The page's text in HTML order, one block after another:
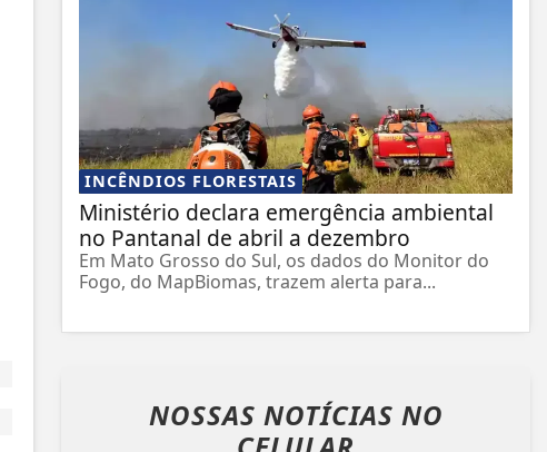
INCÊNDIOS FLORESTAIS
Ministério declara emergência ambiental
no Pantanal de abril a dezembro
Em Mato Grosso do Sul, os dados do Monitor do
Fogo, do MapBiomas, trazem alerta para...
NOSSAS NOTÍCIAS NO